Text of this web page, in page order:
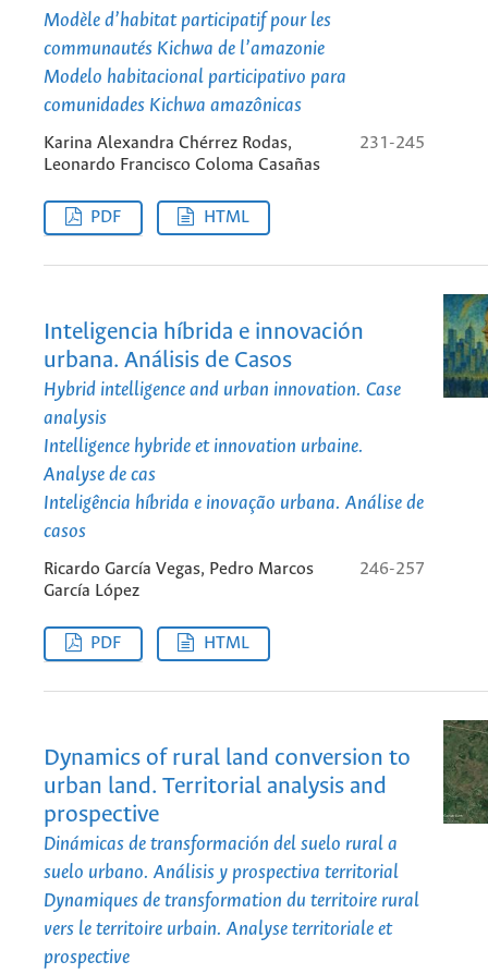
Modèle d’habitat participatif pour les
communautés Kichwa de l’amazonie
Modelo habitacional participativo para
comunidades Kichwa amazônicas
Karina Alexandra Chérrez Rodas,
Leonardo Francisco Coloma Casañas
231-245
PDF HTML
Inteligencia híbrida e innovación
urbana. Análisis de Casos
Hybrid intelligence and urban innovation. Case
analysis
Intelligence hybride et innovation urbaine.
Analyse de cas
Inteligência híbrida e inovação urbana. Análise de
casos
Ricardo García Vegas, Pedro Marcos
García López
246-257
PDF HTML
Dynamics of rural land conversion to
urban land. Territorial analysis and
prospective
Dinámicas de transformación del suelo rural a
suelo urbano. Análisis y prospectiva territorial
Dynamiques de transformation du territoire rural
vers le territoire urbain. Analyse territoriale et
prospective